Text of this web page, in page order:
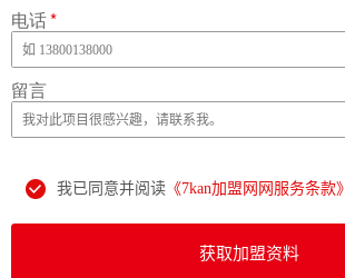
电话*
留言
我已同意并阅读 《7kan加盟网网服务条款》
获取加盟资料